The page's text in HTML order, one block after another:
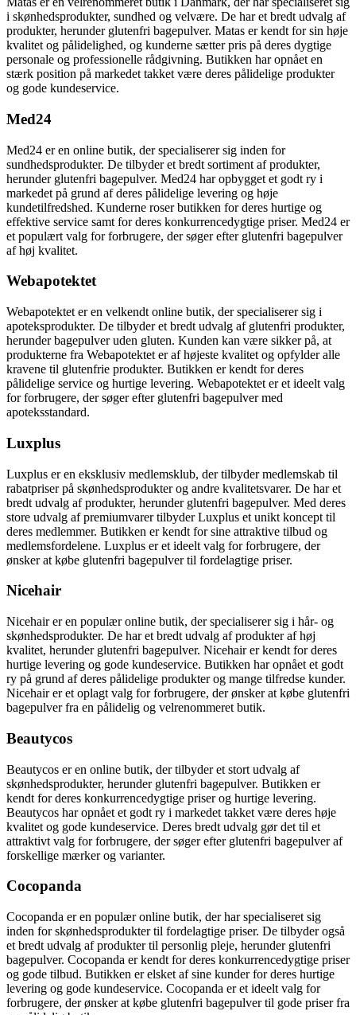
i skønhedsprodukter, sundhed og velvære. De har et bredt udvalg af
produkter, herunder glutenfri bagepulver. Matas er kendt for sin høje
kvalitet og pålidelighed, og kunderne sætter pris på deres dygtige
personale og professionelle rådgivning. Butikken har opnået en
stærk position på markedet takket være deres pålidelige produkter
og gode kundeservice.
Med24
Med24 er en online butik, der specialiserer sig inden for
sundhedsprodukter. De tilbyder et bredt sortiment af produkter,
herunder glutenfri bagepulver. Med24 har opbygget et godt ry i
markedet på grund af deres pålidelige levering og høje
kundetilfredshed. Kunderne roser butikken for deres hurtige og
effektive service samt for deres konkurrencedygtige priser. Med24 er
et populært valg for forbrugere, der søger efter glutenfri bagepulver
af høj kvalitet.
Webapotektet
Webapotektet er en velkendt online butik, der specialiserer sig i
apoteksprodukter. De tilbyder et bredt udvalg af glutenfri produkter,
herunder bagepulver uden gluten. Kunden kan være sikker på, at
produkterne fra Webapotektet er af højeste kvalitet og opfylder alle
kravene til glutenfrie produkter. Butikken er kendt for deres
pålidelige service og hurtige levering. Webapotektet er et ideelt valg
for forbrugere, der søger efter glutenfri bagepulver med
apoteksstandard.
Luxplus
Luxplus er en eksklusiv medlemsklub, der tilbyder medlemskab til
rabatpriser på skønhedsprodukter og andre kvalitetsvarer. De har et
bredt udvalg af produkter, herunder glutenfri bagepulver. Med deres
store udvalg af premiumvarer tilbyder Luxplus et unikt koncept til
deres medlemmer. Butikken er kendt for sine attraktive tilbud og
medlemsfordelene. Luxplus er et ideelt valg for forbrugere, der
ønsker at købe glutenfri bagepulver til fordelagtige priser.
Nicehair
Nicehair er en populær online butik, der specialiserer sig i hår- og
skønhedsprodukter. De har et bredt udvalg af produkter af høj
kvalitet, herunder glutenfri bagepulver. Nicehair er kendt for deres
hurtige levering og gode kundeservice. Butikken har opnået et godt
ry på grund af deres pålidelige produkter og mange tilfredse kunder.
Nicehair er et oplagt valg for forbrugere, der ønsker at købe glutenfri
bagepulver fra en pålidelig og velrenommeret butik.
Beautycos
Beautycos er en online butik, der tilbyder et stort udvalg af
skønhedsprodukter, herunder glutenfri bagepulver. Butikken er
kendt for deres konkurrencedygtige priser og hurtige levering.
Beautycos har opnået et godt ry i markedet takket være deres høje
kvalitet og gode kundeservice. Deres bredt udvalg gør det til et
attraktivt valg for forbrugere, der søger efter glutenfri bagepulver af
forskellige mærker og varianter.
Cocopanda
Cocopanda er en populær online butik, der har specialiseret sig
inden for skønhedsprodukter til fordelagtige priser. De tilbyder også
et bredt udvalg af produkter til personlig pleje, herunder glutenfri
bagepulver. Cocopanda er kendt for deres konkurrencedygtige priser
og gode tilbud. Butikken er elsket af sine kunder for deres hurtige
levering og gode kundeservice. Cocopanda er et ideelt valg for
forbrugere, der ønsker at købe glutenfri bagepulver til gode priser fra